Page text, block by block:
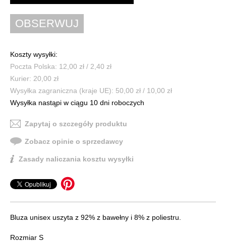
Koszty wysyłki:
Poczta Polska: 12,00 zł / 2,40 zł
Kurier: 20,00 zł
Wysyłka zagraniczna (kraje UE): 50,00 zł / 10,00 zł
Wysyłka nastąpi w ciągu 10 dni roboczych
Zapytaj o szczegóły produktu
Zobacz opinie o sprzedawcy
Zasady naliczania kosztu wysyłki
Bluza unisex uszyta z 92% z bawełny i 8% z poliestru.
Rozmiar S